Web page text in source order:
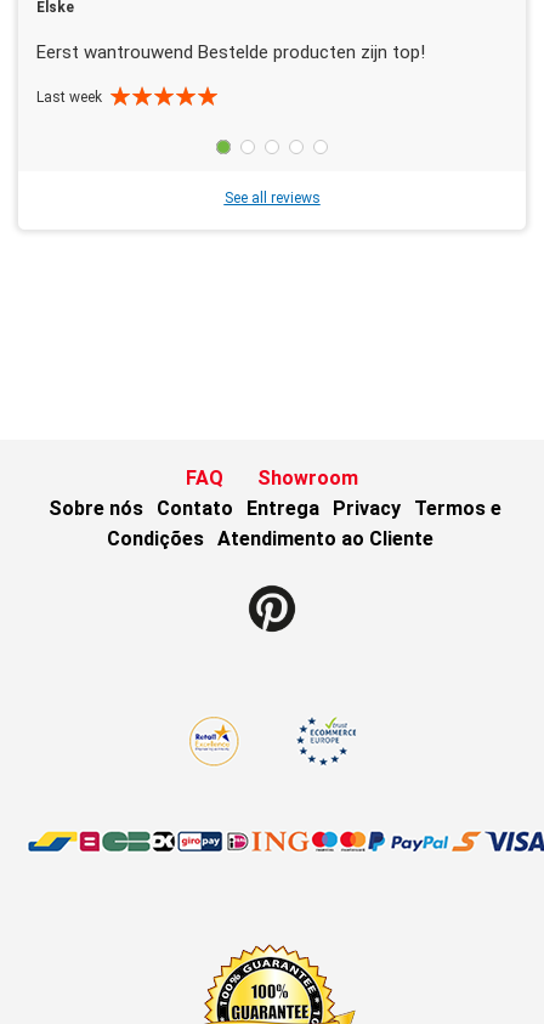
Elske
Eerst wantrouwend Bestelde producten zijn top!
Last week
See all reviews
FAQ
Showroom
Sobre nós
Contato Entrega Privacy
Termos e
Condições
Atendimento ao Cliente